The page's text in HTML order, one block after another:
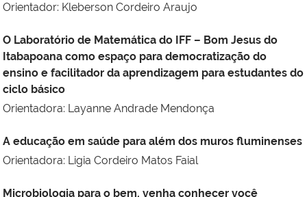
Orientador: Kleberson Cordeiro Araujo
O Laboratório de Matemática do IFF – Bom Jesus do
Itabapoana como espaço para democratização do
ensino e facilitador da aprendizagem para estudantes do
ciclo básico
Orientadora: Layanne Andrade Mendonça
A educação em saúde para além dos muros fluminenses
Orientadora: Ligia Cordeiro Matos Faial
Microbiologia para o bem, venha conhecer você